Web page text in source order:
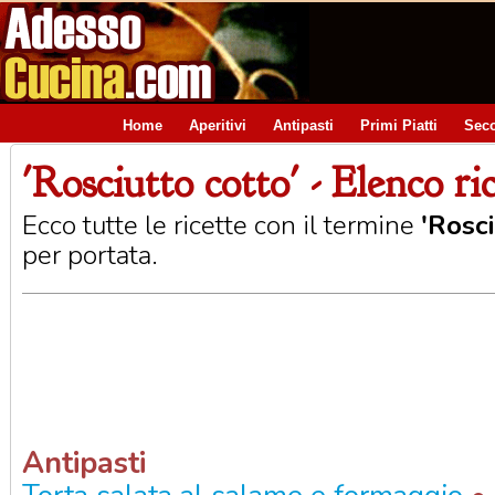
Home Aperitivi Antipasti Primi Piatti
'Rosciutto cotto' - Elenco
Ecco tutte le ricette con il termine
per portata.
Antipasti